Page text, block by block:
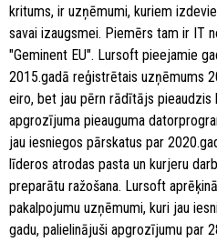
kritums, ir uzņēmumi, kuriem
savai izaugsmei. Piemērs tam ir IT
"Geminent EU". Lursoft pieejamie
2015.gadā reģistrētais uzņēmums
eiro, bet jau pērn rādītājs pieaudzis
apgrozījuma pieauguma
jau iesniegos pārskatus par
līderos atrodas pasta un kurjeru
preparātu ražošana. Lursoft
pakalpojumu uzņēmumi, kuri jau
gadu, palielinājuši apgrozījumu par